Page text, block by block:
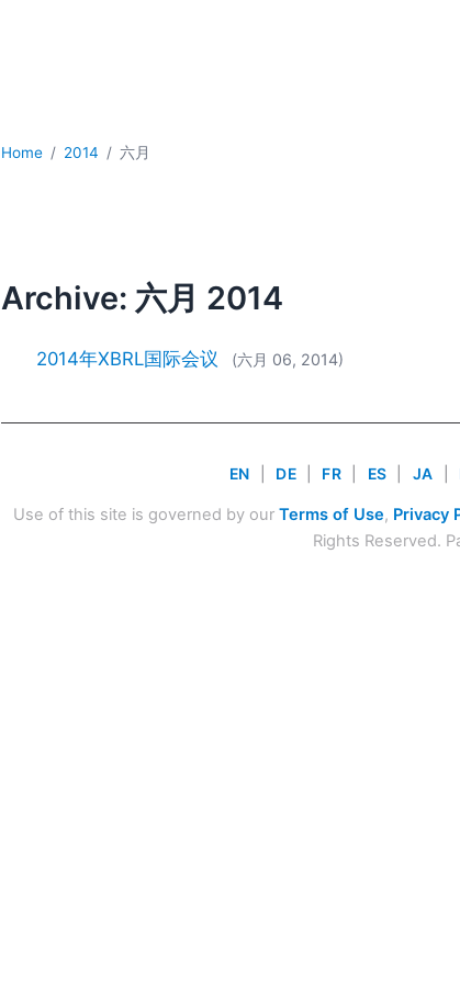
Home 2014 六月
Archive: 六月 2014
2014年XBRL国际会议 (六月 06, 2014)
EN DE FR ES JA
Use of this site is governed by our Terms of Use, Privacy
Rights Reserved.